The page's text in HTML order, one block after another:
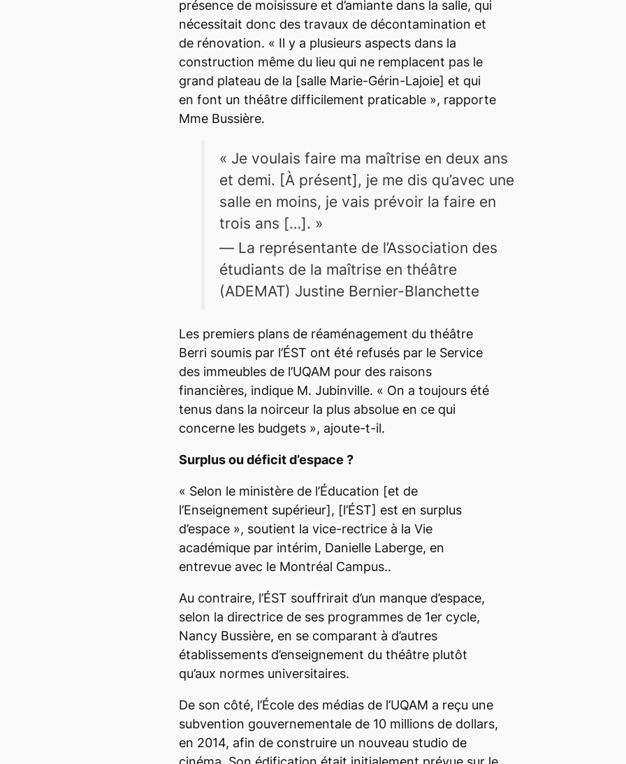
présence de moisissure et d’amiante dans la salle, qui
nécessitait donc des travaux de décontamination et
de rénovation. « Il y a plusieurs aspects dans la
construction même du lieu qui ne remplacent pas le
grand plateau de la [salle Marie-Gérin-Lajoie] et qui
en font un théâtre difficilement praticable », rapporte
Mme Bussière.
« Je voulais faire ma maîtrise en deux ans
et demi. [À présent], je me dis qu’avec une
salle en moins, je vais prévoir la faire en
trois ans […]. »
La représentante de l’Association des
étudiants de la maîtrise en théâtre
(ADEMAT) Justine Bernier-Blanchette
Les premiers plans de réaménagement du théâtre
Berri soumis par l’ÉST ont été refusés par le Service
des immeubles de l’UQAM pour des raisons
financières, indique M. Jubinville. « On a toujours été
tenus dans la noirceur la plus absolue en ce qui
concerne les budgets », ajoute-t-il.
Surplus ou déficit d’espace ?
« Selon le ministère de l’Éducation [et de
l’Enseignement supérieur], [l’ÉST] est en surplus
d’espace », soutient la vice-rectrice à la Vie
académique par intérim, Danielle Laberge, en
entrevue avec le Montréal Campus..
Au contraire, l’ÉST souffrirait d’un manque d’espace,
selon la directrice de ses programmes de 1er cycle,
Nancy Bussière, en se comparant à d’autres
établissements d’enseignement du théâtre plutôt
qu’aux normes universitaires.
De son côté, l’École des médias de l’UQAM a reçu une
subvention gouvernementale de 10 millions de dollars,
en 2014, afin de construire un nouveau studio de